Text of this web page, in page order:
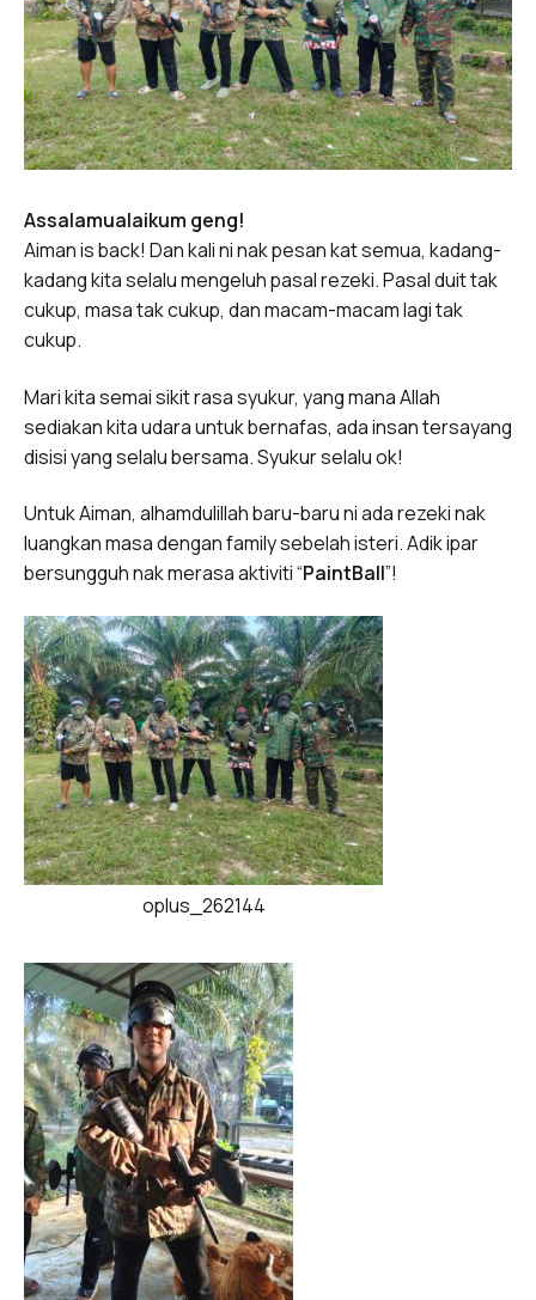
Assalamualaikum geng!
Aiman is back! Dan kali ni nak pesan kat semua, kadang-
kadang kita selalu mengeluh pasal rezeki. Pasal duit tak
cukup, masa tak cukup, dan macam-macam lagi tak
cukup.
Mari kita semai sikit rasa syukur, yang mana Allah
sediakan kita udara untuk bernafas, ada insan tersayang
disisi yang selalu bersama. Syukur selalu ok!
Untuk Aiman, alhamdulillah baru-baru ni ada rezeki nak
luangkan masa dengan family sebelah isteri. Adik ipar
bersungguh nak merasa aktiviti “PaintBall”!
oplus_262144